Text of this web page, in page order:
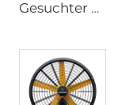
Gesuchter Wasserspray-Wandventilator mit Fernbedienung, 35-Zoll Kühlnebel-Schwingventilator